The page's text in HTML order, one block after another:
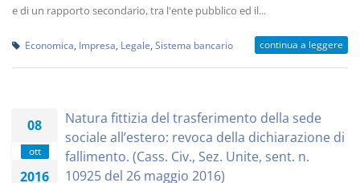
e di un rapporto secondario, tra l'ente pubblico ed il...
Economica Impresa Legale Sistema bancario continua a leggere
08
ott
2016
Natura fittizia del trasferimento della sede
sociale all’estero: revoca della dichiarazione di
fallimento. (Cass. Civ., Sez. Unite, sent. n.
10925 del 26 maggio 2016)